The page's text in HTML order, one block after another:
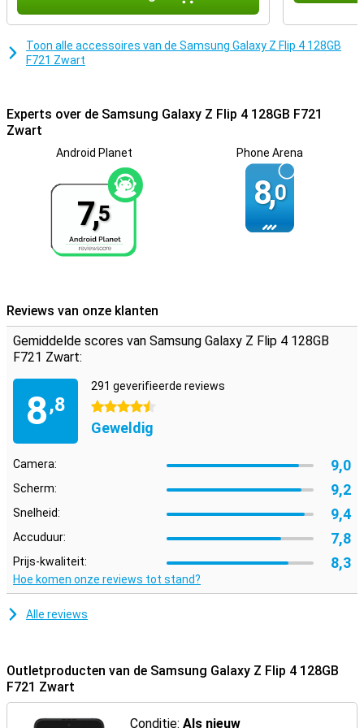
gebruik kunt maken van de allernieuwste functies in dit geweldige
besturingssysteem!
Toon alle accessoires van de Samsung Galaxy Z Flip 4 128GB
F721 Zwart
Experts over de Samsung Galaxy Z Flip 4 128GB F721
Zwart
Android Planet
7,5
Phone Arena
8,0
Reviews van onze klanten
Gemiddelde scores van Samsung Galaxy Z Flip 4 128GB
F721 Zwart:
8,8
291 geverifieerde reviews
4.5 sterren
Geweldig
Camera: 9,0
Scherm: 9,2
Snelheid: 9,4
Accuduur: 7,8
Prijs-kwaliteit: 8,3
Hoe komen onze reviews tot stand?
Alle reviews
Outletproducten van de Samsung Galaxy Z Flip 4 128GB
F721 Zwart
Conditie:Als nieuw